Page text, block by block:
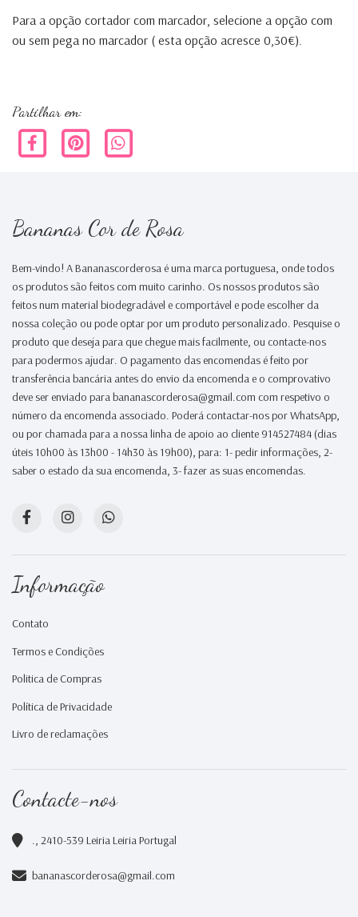
Para a opção cortador com marcador, selecione a opção com
ou sem pega no marcador ( esta opção acresce 0,30€).
Partilhar em:
Bananas Cor de Rosa
Bem-vindo! A Bananascorderosa é uma marca portuguesa, onde todos
os produtos são feitos com muito carinho. Os nossos produtos são
feitos num material biodegradável e comportável e pode escolher da
nossa coleção ou pode optar por um produto personalizado. Pesquise o
produto que deseja para que chegue mais facilmente, ou contacte-nos
para podermos ajudar. O pagamento das encomendas é feito por
transferência bancária antes do envio da encomenda e o comprovativo
deve ser enviado para bananascorderosa@gmail.com com respetivo o
número da encomenda associado. Poderá contactar-nos por WhatsApp,
ou por chamada para a nossa linha de apoio ao cliente 914527484 (dias
úteis 10h00 às 13h00 - 14h30 às 19h00), para: 1- pedir informações, 2-
saber o estado da sua encomenda, 3- fazer as suas encomendas.
Informação
Contato
Termos e Condições
Politica de Compras
Política de Privacidade
Livro de reclamações
Contacte-nos
., 2410-539 Leiria Leiria Portugal
bananascorderosa@gmail.com